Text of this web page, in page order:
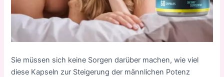
Sie müssen sich keine Sorgen darüber machen, wie viel
diese Kapseln zur Steigerung der männlichen Potenz